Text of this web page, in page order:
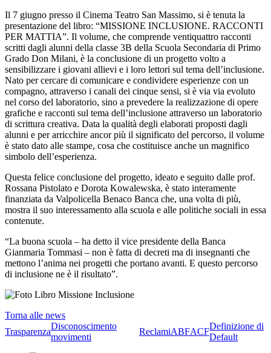
Il 7 giugno presso il Cinema Teatro San Massimo, si è tenuta la
presentazione del libro: “MISSIONE INCLUSIONE. RACCONTI
PER MATTIA”. Il volume, che comprende ventiquattro racconti
scritti dagli alunni della classe 3B della Scuola Secondaria di Primo
Grado Don Milani, è la conclusione di un progetto volto a
sensibilizzare i giovani allievi e i loro lettori sul tema dell’inclusione.
Nato per cercare di comunicare e condividere esperienze con un
compagno, attraverso i canali dei cinque sensi, si è via via evoluto
nel corso del laboratorio, sino a prevedere la realizzazione di opere
grafiche e racconti sul tema dell’inclusione attraverso un laboratorio
di scrittura creativa. Data la qualità degli elaborati proposti dagli
alunni e per arricchire ancor più il significato del percorso, il volume
è stato dato alle stampe, cosa che costituisce anche un magnifico
simbolo dell’esperienza.
Questa felice conclusione del progetto, ideato e seguito dalle prof.
Rossana Pistolato e Dorota Kowalewska, è stato interamente
finanziata da Valpolicella Benaco Banca che, una volta di più,
mostra il suo interessamento alla scuola e alle politiche sociali in essa
contenute.
“La buona scuola – ha detto il vice presidente della Banca
Gianmaria Tommasi – non è fatta di decreti ma di insegnanti che
mettono l’anima nei progetti che portano avanti. E questo percorso
di inclusione ne è il risultato”.
Torna alle news
Trasparenza
Disconoscimento
movimenti
ReclamiABFACF
Definizione di
Default